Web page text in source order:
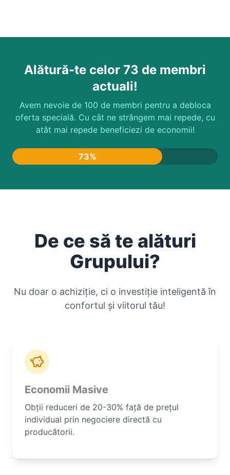
Alătură-te celor 73 de membri
actuali!
Avem nevoie de 100 de membri pentru a debloca
oferta specială. Cu cât ne strângem mai repede, cu
atât mai repede beneficiezi de economii!
73%
De ce să te alături
Grupului?
Nu doar o achiziție, ci o investiție inteligentă în
confortul și viitorul tău!
Economii Masive
Obții reduceri de 20-30% față de prețul
individual prin negociere directă cu
producătorii.